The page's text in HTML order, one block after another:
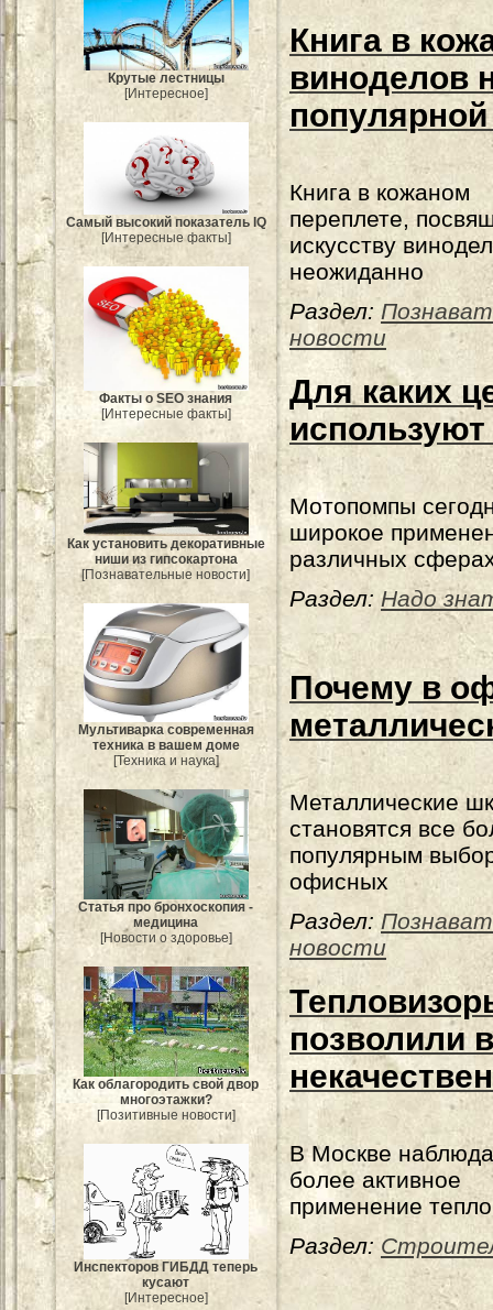
Крутые лестницы
[Интересное]
Самый высокий показатель IQ
[Интересные факты]
Факты о SEO знания
[Интересные факты]
Как установить декоративные
ниши из гипсокартона
[Познавательные новости]
Мультиварка современная
техника в вашем доме
[Техника и наука]
Статья про бронхоскопия -
медицина
[Новости о здоровье]
Как облагородить свой двор
многоэтажки?
[Позитивные новости]
Инспекторов ГИБДД теперь
кусают
[Интересное]
Книга в
виноделов
Книга в кожаном
переплете,
искусству
неожиданно
Раздел:
новости
Для каких
Мотопомпы
широкое
различных
Раздел: Надо
Почему в
Металлические
становятся все
популярным
офисных
Раздел:
новости
позволили
В Москве
более активное
применение
Раздел: